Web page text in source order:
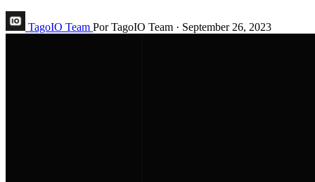
TagoIO Team Por TagoIO Team · September 26, 2023